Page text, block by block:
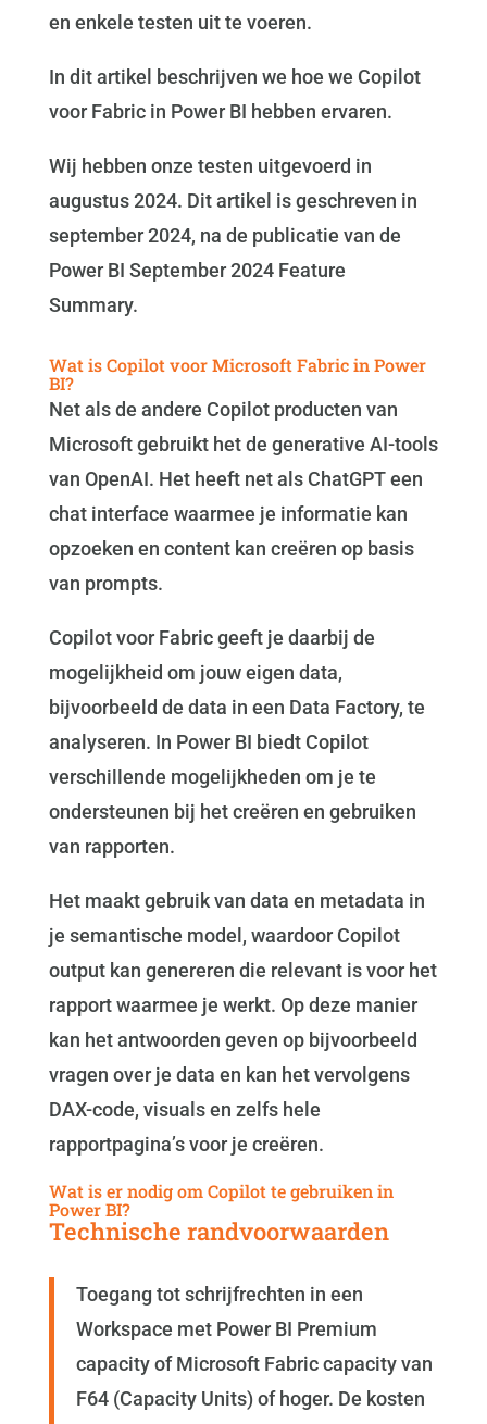
en enkele testen uit te voeren.
In dit artikel beschrijven we hoe we Copilot
voor Fabric in Power BI hebben ervaren.
Wij hebben onze testen uitgevoerd in
augustus 2024. Dit artikel is geschreven in
september 2024, na de publicatie van de
Power BI September 2024 Feature
Summary.
Wat is Copilot voor Microsoft Fabric in Power
BI?
Net als de andere Copilot producten van
Microsoft gebruikt het de generative AI-tools
van OpenAI. Het heeft net als ChatGPT een
chat interface waarmee je informatie kan
opzoeken en content kan creëren op basis
van prompts.
Copilot voor Fabric geeft je daarbij de
mogelijkheid om jouw eigen data,
bijvoorbeeld de data in een Data Factory, te
analyseren. In Power BI biedt Copilot
verschillende mogelijkheden om je te
ondersteunen bij het creëren en gebruiken
van rapporten.
Het maakt gebruik van data en metadata in
je semantische model, waardoor Copilot
output kan genereren die relevant is voor het
rapport waarmee je werkt. Op deze manier
kan het antwoorden geven op bijvoorbeeld
vragen over je data en kan het vervolgens
DAX-code, visuals en zelfs hele
rapportpagina’s voor je creëren.
Wat is er nodig om Copilot te gebruiken in
Power BI?
Technische randvoorwaarden
Toegang tot schrijfrechten in een
Workspace met Power BI Premium
capacity of Microsoft Fabric capacity van
F64 (Capacity Units) of hoger. De kosten